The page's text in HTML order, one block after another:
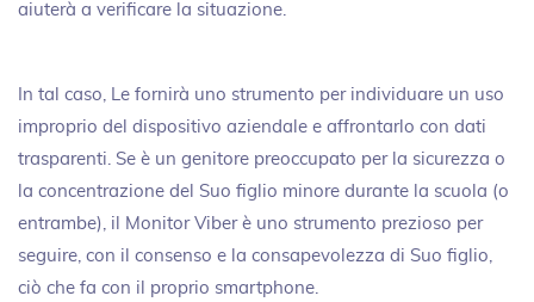
aiuterà a verificare la situazione.
In tal caso, Le fornirà uno strumento per individuare un uso
improprio del dispositivo aziendale e affrontarlo con dati
trasparenti. Se è un genitore preoccupato per la sicurezza o
la concentrazione del Suo figlio minore durante la scuola (o
entrambe), il Monitor Viber è uno strumento prezioso per
seguire, con il consenso e la consapevolezza di Suo figlio,
ciò che fa con il proprio smartphone.